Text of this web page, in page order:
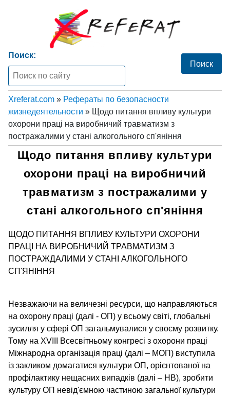
Поиск:
Xreferat.com » Рефераты по безопасности
жизнедеятельности » Щодо питання впливу культури
охорони праці на виробничий травматизм з
постражалими у стані алкогольного сп'яніння
Щодо питання впливу культури
охорони праці на виробничий
травматизм з постражалими у
стані алкогольного сп'яніння
ЩОДО ПИТАННЯ ВПЛИВУ КУЛЬТУРИ ОХОРОНИ
ПРАЦІ НА ВИРОБНИЧИЙ ТРАВМАТИЗМ З
ПОСТРАЖДАЛИМИ У СТАНІ АЛКОГОЛЬНОГО
СП'ЯНІННЯ
Незважаючи на величезні ресурси, що направляються
на охорону праці (далі - ОП) у всьому світі, глобальні
зусилля у сфері ОП загальмувалися у своєму розвитку.
Тому на XVIII Всесвітньому конгресі з охорони праці
Міжнародна організація праці (далі – МОП) виступила
із закликом домагатися культури ОП, орієнтованої на
профілактику нещасних випадків (далі – НВ), зробити
культуру ОП невід'ємною частиною загальної культури